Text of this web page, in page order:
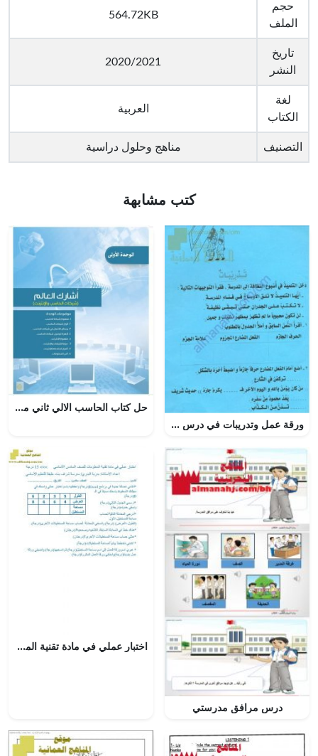
حجم
الملف
564.72KB
تاريخ
النشر
2020/2021
لغة
الكتاب
العربية
التصنيف مناهج وحلول دراسية
كتب مشابهة
ورقة عمل وتدريبات في درس جزم الفعل المضارع (لغة عربية) الثامن
حل كتاب الحاسب الالي ثاني متوسط الفصل الاول – المنهاج السعودي
درس مرافق مدرستي
اختبار عملي في مادة تقنية المعلومات (حاسوب) السادس